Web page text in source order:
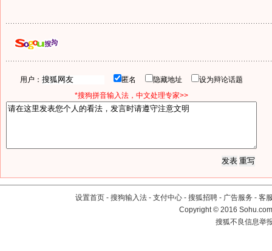
用户： 匿名 隐藏地址
设为辩论话题
*搜狗拼音输入法，中文处理专家>>
设置首页 - 搜狗输入法 - 支付中心 - 搜狐招聘 - 广告服务 - 客
Copyright©2016
搜狐不良信息举